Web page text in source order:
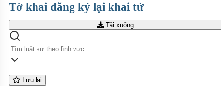
Tờ khai đăng ký lại khai tử
Tải xuống
Lưu lại